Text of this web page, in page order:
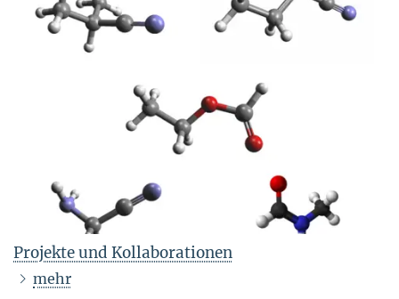
Projekte und Kollaborationen
mehr